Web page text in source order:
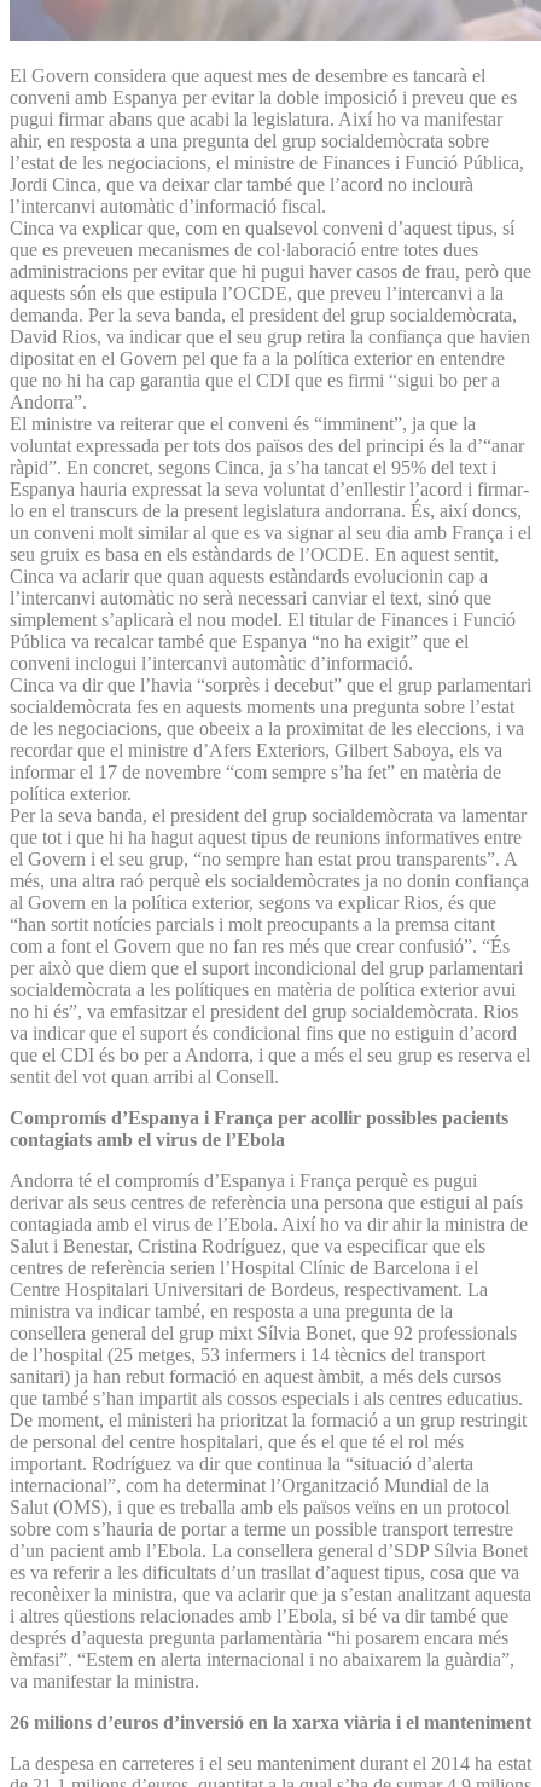
El Govern considera que aquest mes de desembre es tancarà el
conveni amb Espanya per evitar la doble imposició i preveu que es
pugui firmar abans que acabi la legislatura. Així ho va manifestar
ahir, en resposta a una pregunta del grup socialdemòcrata sobre
l’estat de les negociacions, el ministre de Finances i Funció Pública,
Jordi Cinca, que va deixar clar també que l’acord no inclourà
l’intercanvi automàtic d’informació fiscal.
Cinca va explicar que, com en qualsevol conveni d’aquest tipus, sí
que es preveuen mecanismes de col·laboració entre totes dues
administracions per evitar que hi pugui haver casos de frau, però que
aquests són els que estipula l’OCDE, que preveu l’intercanvi a la
demanda. Per la seva banda, el president del grup socialdemòcrata,
David Rios, va indicar que el seu grup retira la confiança que havien
dipositat en el Govern pel que fa a la política exterior en entendre
que no hi ha cap garantia que el CDI que es firmi “sigui bo per a
Andorra”.
El ministre va reiterar que el conveni és “imminent”, ja que la
voluntat expressada per tots dos països des del principi és la d’“anar
ràpid”. En concret, segons Cinca, ja s’ha tancat el 95% del text i
Espanya hauria expressat la seva voluntat d’enllestir l’acord i firmar-
lo en el transcurs de la present legislatura andorrana. És, així doncs,
un conveni molt similar al que es va signar al seu dia amb França i el
seu gruix es basa en els estàndards de l’OCDE. En aquest sentit,
Cinca va aclarir que quan aquests estàndards evolucionin cap a
l’intercanvi automàtic no serà necessari canviar el text, sinó que
simplement s’aplicarà el nou model. El titular de Finances i Funció
Pública va recalcar també que Espanya “no ha exigit” que el
conveni inclogui l’intercanvi automàtic d’informació.
Cinca va dir que l’havia “sorprès i decebut” que el grup parlamentari
socialdemòcrata fes en aquests moments una pregunta sobre l’estat
de les negociacions, que obeeix a la proximitat de les eleccions, i va
recordar que el ministre d’Afers Exteriors, Gilbert Saboya, els va
informar el 17 de novembre “com sempre s’ha fet” en matèria de
política exterior.
Per la seva banda, el president del grup socialdemòcrata va lamentar
que tot i que hi ha hagut aquest tipus de reunions informatives entre
el Govern i el seu grup, “no sempre han estat prou transparents”. A
més, una altra raó perquè els socialdemòcrates ja no donin confiança
al Govern en la política exterior, segons va explicar Rios, és que
“han sortit notícies parcials i molt preocupants a la premsa citant
com a font el Govern que no fan res més que crear confusió”. “És
per això que diem que el suport incondicional del grup parlamentari
socialdemòcrata a les polítiques en matèria de política exterior avui
no hi és”, va emfasitzar el president del grup socialdemòcrata. Rios
va indicar que el suport és condicional fins que no estiguin d’acord
que el CDI és bo per a Andorra, i que a més el seu grup es reserva el
sentit del vot quan arribi al Consell.
Compromís d’Espanya i França per acollir possibles pacients
contagiats amb el virus de l’Ebola
Andorra té el compromís d’Espanya i França perquè es pugui
derivar als seus centres de referència una persona que estigui al país
contagiada amb el virus de l’Ebola. Així ho va dir ahir la ministra de
Salut i Benestar, Cristina Rodríguez, que va especificar que els
centres de referència serien l’Hospital Clínic de Barcelona i el
Centre Hospitalari Universitari de Bordeus, respectivament. La
ministra va indicar també, en resposta a una pregunta de la
consellera general del grup mixt Sílvia Bonet, que 92 professionals
de l’hospital (25 metges, 53 infermers i 14 tècnics del transport
sanitari) ja han rebut formació en aquest àmbit, a més dels cursos
que també s’han impartit als cossos especials i als centres educatius.
De moment, el ministeri ha prioritzat la formació a un grup restringit
de personal del centre hospitalari, que és el que té el rol més
important. Rodríguez va dir que continua la “situació d’alerta
internacional”, com ha determinat l’Organització Mundial de la
Salut (OMS), i que es treballa amb els països veïns en un protocol
sobre com s’hauria de portar a terme un possible transport terrestre
d’un pacient amb l’Ebola. La consellera general d’SDP Sílvia Bonet
es va referir a les dificultats d’un trasllat d’aquest tipus, cosa que va
reconèixer la ministra, que va aclarir que ja s’estan analitzant aquesta
i altres qüestions relacionades amb l’Ebola, si bé va dir també que
després d’aquesta pregunta parlamentària “hi posarem encara més
èmfasi”. “Estem en alerta internacional i no abaixarem la guàrdia”,
va manifestar la ministra.
26 milions d’euros d’inversió en la xarxa viària i el manteniment
La despesa en carreteres i el seu manteniment durant el 2014 ha estat